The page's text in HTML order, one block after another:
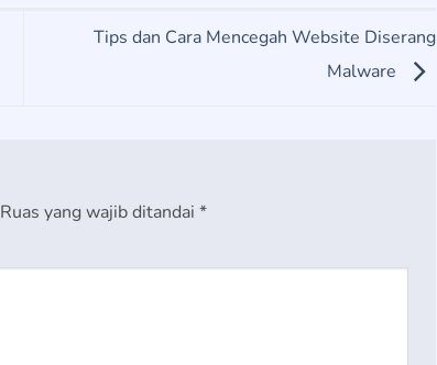
Tips dan Cara Mencegah Website Diserang
Malware
Ruas yang wajib ditandai *